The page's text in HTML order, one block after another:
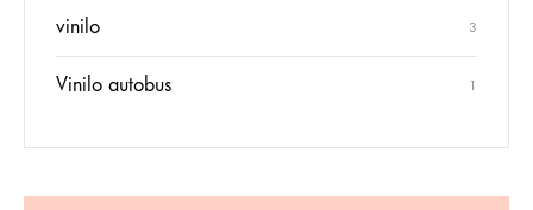
vinilo 3
Vinilo autobus 1